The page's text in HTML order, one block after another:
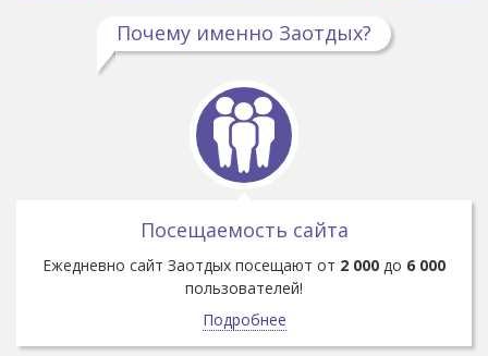
Почему именно Заотдых?
Посещаемость сайта
Ежедневно сайт Заотдых посещают от 2 000 до 6 000
пользователей!
Подробнее